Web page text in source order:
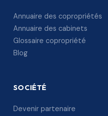
Annuaire des copropriétés
Annuaire des cabinets
Glossaire copropriété
Blog
SOCIÉTÉ
Devenir partenaire